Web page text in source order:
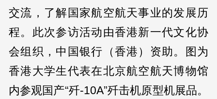
交流，了解国家航空航天事业的发展历
程。此次参访活动由香港新一代文化协
会组织，中国银行（香港）资助。图为
香港大学生代表在北京航空航天博物馆
内参观国产“歼-10A”歼击机原型机展品。